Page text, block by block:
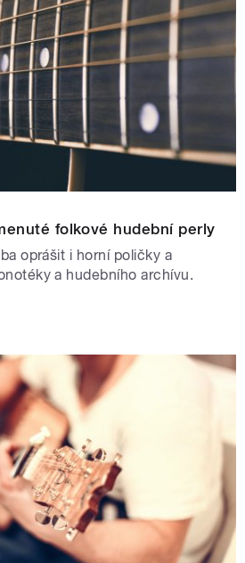
folkové hudební perly
oprášit i horní poličky a
a hudebního archívu.